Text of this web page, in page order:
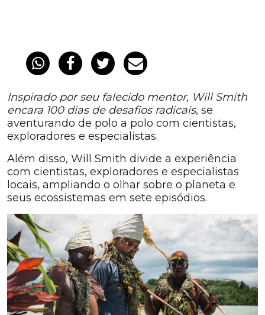
Inspirado por seu falecido mentor, Will Smith
encara 100 dias de desafios radicais, se
aventurando de polo a polo com cientistas,
exploradores e especialistas.
Além disso, Will Smith divide a experiência
com cientistas, exploradores e especialistas
locais, ampliando o olhar sobre o planeta e
seus ecossistemas em sete episódios.